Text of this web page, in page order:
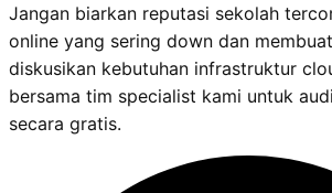
Jangan biarkan reputasi sekolah
online yang sering down dan
diskusikan kebutuhan infrastruktur
bersama tim specialist kami untuk
secara gratis.